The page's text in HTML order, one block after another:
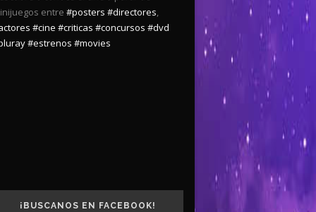
entre #posters #directores,
#cine #criticas #concursos #dvd
#estrenos #movies
¡BUSCANOS EN FACEBOOK!